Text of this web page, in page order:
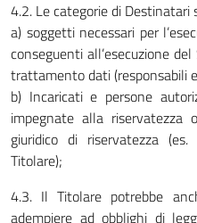
4.2. Le categorie di Destinatari
a) soggetti necessari per
conseguenti all’esecuzione
trattamento dati (responsabili
b) Incaricati e persone
impegnate alla riservatezza
giuridico di riservatezza
Titolare);
4.3. Il Titolare potrebbe
adempiere ad obblighi di